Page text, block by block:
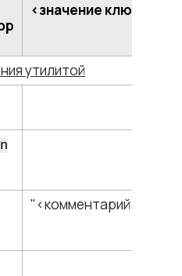
<​значение ключа​>
утилитой
"<​комментарий​>"